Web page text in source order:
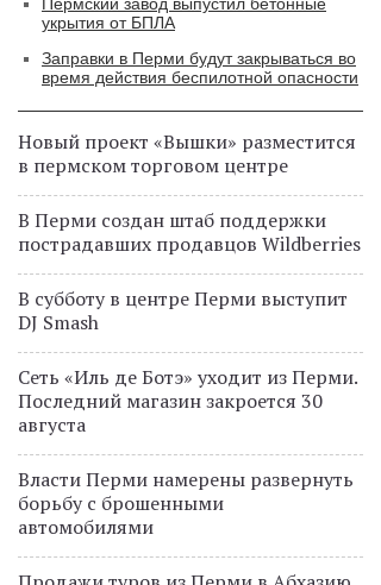
Пермский завод выпустил бетонные
укрытия от БПЛА
Заправки в Перми будут закрываться во
время действия беспилотной опасности
Новый проект «Вышки» разместится
в пермском торговом центре
В Перми создан штаб поддержки
пострадавших продавцов Wildberries
В субботу в центре Перми выступит
DJ Smash
Сеть «Иль де Ботэ» уходит из Перми.
Последний магазин закроется 30
августа
Власти Перми намерены развернуть
борьбу с брошенными
автомобилями